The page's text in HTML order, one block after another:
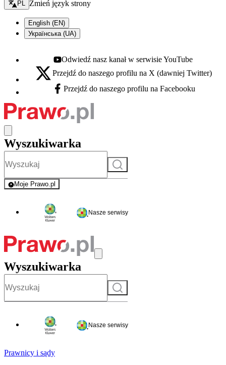
Zmień język - bieżący:
PL Zmień język strony
English (EN)
Українська (UA)
Youtube - otwiera się w nowej karcie
Odwiedź nasz kanał w serwisie YouTube
X - otwiera się w nowej karcie
Przejdź do naszego profilu na X (dawniej Twitter)
Facebook - otwiera się w nowej karcie
Przejdź do naszego profilu na Facebooku
Wyszukiwarka
Szukaj
Moje Prawo.pl
- rejestracja i logowanie do serwisu
Nasze serwisy
Wyszukiwarka
Szukaj
Nasze serwisy
Prawnicy i sądy